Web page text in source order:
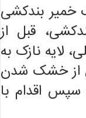
خمیر بندکشی
قبل از
لایه نازک به
از خشک شدن
اقدام با